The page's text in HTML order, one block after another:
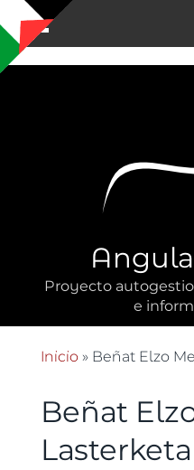
Pasar al contenido principal
Proyecto
e
Se encuentra
Inicio» Beñat Elzo
Beñat
Lasterketa